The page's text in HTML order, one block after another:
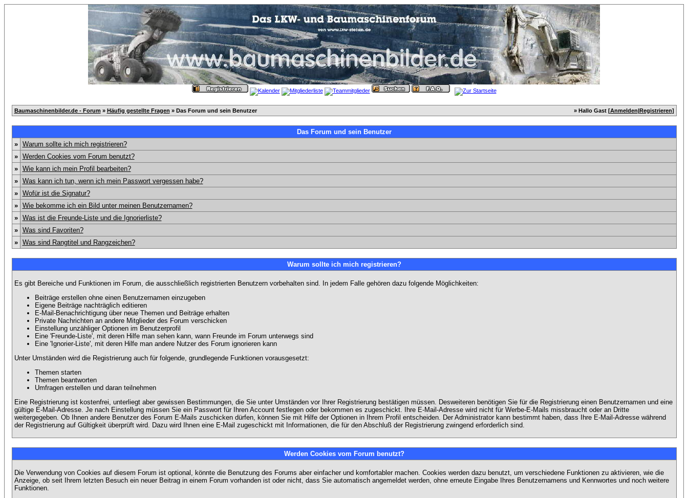
Baumaschinenbilder.de - Forum » Häufig gestellte Fragen » Das Forum und sein Benutzer » Hallo Gast [Anmelden|Registrieren]
Das Forum und sein Benutzer
»
Warum sollte ich mich registrieren?
»
Werden Cookies vom Forum benutzt?
»
Wie kann ich mein Profil bearbeiten?
»
Was kann ich tun, wenn ich mein Passwort vergessen habe?
»
Wofür ist die Signatur?
»
Wie bekomme ich ein Bild unter meinen Benutzernamen?
»
Was ist die Freunde-Liste und die Ignorierliste?
»
Was sind Favoriten?
»
Was sind Rangtitel und Rangzeichen?
Warum sollte ich mich registrieren?
Es gibt Bereiche und Funktionen im Forum, die ausschließlich registrierten Benutzern vorbehalten sind. In jedem Falle gehören dazu folgende Möglichkeiten:
Beiträge erstellen ohne einen Benutzernamen einzugeben
Eigene Beiträge nachträglich editieren
E-Mail-Benachrichtigung über neue Themen und Beiträge erhalten
Private Nachrichten an andere Mitglieder des Forum verschicken
Einstellung unzähliger Optionen im Benutzerprofil
Eine 'Freunde-Liste', mit deren Hilfe man sehen kann, wann Freunde im Forum unterwegs sind
Eine 'Ignorier-Liste', mit deren Hilfe man andere Nutzer des Forum ignorieren kann
Unter Umständen wird die Registrierung auch für folgende, grundlegende Funktionen vorausgesetzt:
Themen starten
Themen beantworten
Umfragen erstellen und daran teilnehmen
Eine Registrierung ist kostenfrei, unterliegt aber gewissen Bestimmungen, die Sie unter Umständen vor Ihrer Registrierung bestätigen müssen. Desweiteren benötigen Sie für die Registrierung einen Benutzernamen und eine
gültige E-Mail-Adresse. Je nach Einstellung müssen Sie ein Passwort für Ihren Account festlegen oder bekommen es zugeschickt. Ihre E-Mail-Adresse wird nicht für Werbe-E-Mails missbraucht oder an Dritte
weitergegeben. Ob Ihnen andere Benutzer des Forum E-Mails zuschicken dürfen, können Sie mit Hilfe der Optionen in Ihrem Profil entscheiden. Der Administrator kann bestimmt haben, dass Ihre E-Mail-Adresse während
der Registrierung auf Gültigkeit überprüft wird. Dazu wird Ihnen eine E-Mail zugeschickt mit Informationen, die für den Abschluß der Registrierung zwingend erforderlich sind.
Werden Cookies vom Forum benutzt?
Die Verwendung von Cookies auf diesem Forum ist optional, könnte die Benutzung des Forums aber einfacher und komfortabler machen. Cookies werden dazu benutzt, um verschiedene Funktionen zu aktivieren, wie die
Anzeige, ob seit Ihrem letzten Besuch ein neuer Beitrag in einem Forum vorhanden ist oder nicht, dass Sie automatisch angemeldet werden, ohne erneute Eingabe Ihres Benutzernamens und Kennwortes und noch weitere
Funktionen.